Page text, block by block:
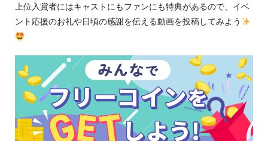
上位入賞者にはキャストにもファンにも特典があるので、イベ
ント応援のお礼や日頃の感謝を伝える動画を投稿してみよう